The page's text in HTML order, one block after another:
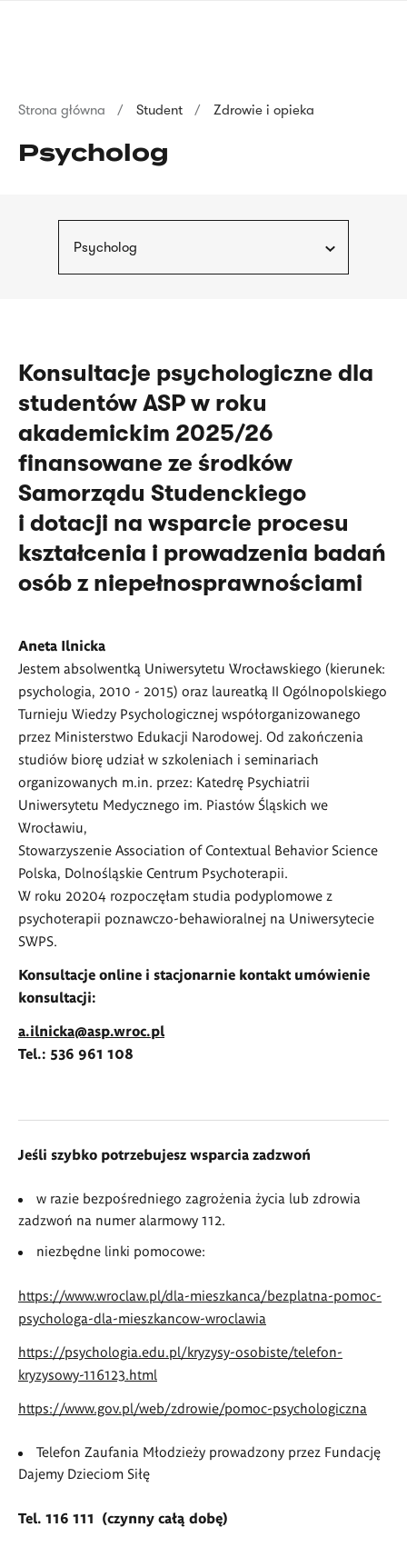
Ścieżka
nawigacyjna
Strona główna Student Zdrowie i opieka
Psycholog
Psycholog
Konsultacje psychologiczne dla
studentów ASP w roku
akademickim 2025/26
finansowane ze środków
Samorządu Studenckiego
i dotacji na wsparcie procesu
kształcenia i prowadzenia badań
osób z niepełnosprawnościami
Aneta Ilnicka
Jestem absolwentką Uniwersytetu Wrocławskiego (kierunek:
psychologia, 2010 - 2015) oraz laureatką II Ogólnopolskiego
Turnieju Wiedzy Psychologicznej współorganizowanego
przez Ministerstwo Edukacji Narodowej. Od zakończenia
studiów biorę udział w szkoleniach i seminariach
organizowanych m.in. przez: Katedrę Psychiatrii
Uniwersytetu Medycznego im. Piastów Śląskich we
Wrocławiu,
Stowarzyszenie Association of Contextual Behavior Science
Polska, Dolnośląskie Centrum Psychoterapii.
W roku 20204 rozpoczęłam studia podyplomowe z
psychoterapii poznawczo-behawioralnej na Uniwersytecie
SWPS.
Konsultacje online i stacjonarnie kontakt umówienie
konsultacji:
a.ilnicka@asp.wroc.pl
Tel.: 536 961 108
Jeśli szybko potrzebujesz wsparcia zadzwoń
w razie bezpośredniego zagrożenia życia lub zdrowia
zadzwoń na numer alarmowy 112.
niezbędne linki pomocowe:
https://www.wroclaw.pl/dla-mieszkanca/bezplatna-pomoc-
psychologa-dla-mieszkancow-wroclawia
https://psychologia.edu.pl/kryzysy-osobiste/telefon-
kryzysowy-116123.html
https://www.gov.pl/web/zdrowie/pomoc-psychologiczna
Telefon Zaufania Młodzieży prowadzony przez Fundację
Dajemy Dzieciom Siłę
Tel. 116 111 (czynny całą dobę)